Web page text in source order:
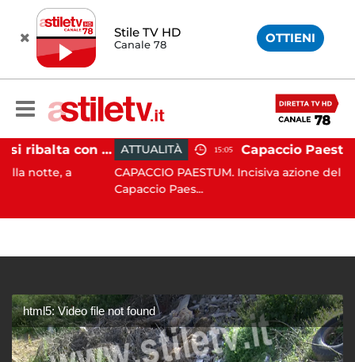
Stile TV HD
Canale 78 OTTIENI
Pontecagnano, si ribalta con l'auto alla rotatoria: giovane ferito
a
ATTUALITÀ 15:05
CAPACCIO PAESTUM. Incisiva azione del Comune
Capaccio Paes...
html5: Video file not found